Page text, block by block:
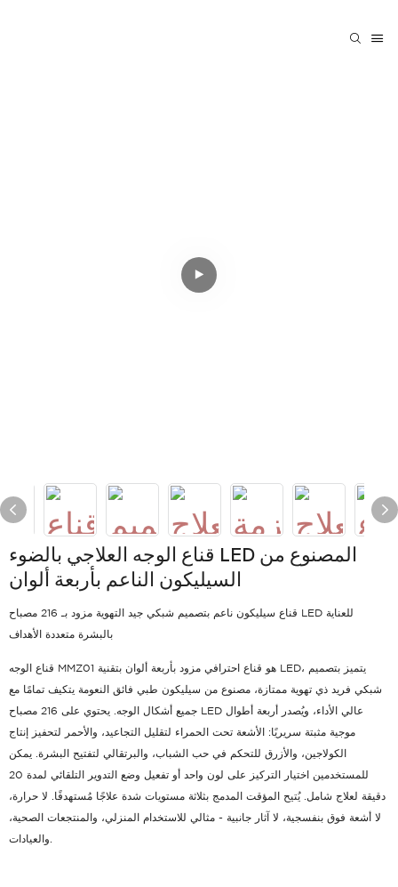
قناع الوجه العلاجي بالضوء LED المصنوع من
السيليكون الناعم بأربعة ألوان
قناع سيليكون ناعم بتصميم شبكي جيد التهوية مزود بـ 216 مصباح LED للعناية
بالبشرة متعددة الأهداف
قناع الوجه MMZ01 هو قناع احترافي مزود بأربعة ألوان بتقنية LED، يتميز بتصميم
شبكي فريد ذي تهوية ممتازة، مصنوع من سيليكون طبي فائق النعومة يتكيف تمامًا مع
جميع أشكال الوجه. يحتوي على 216 مصباح LED عالي الأداء، ويُصدر أربعة أطوال
موجية مثبتة سريريًا: الأشعة تحت الحمراء لتقليل التجاعيد، والأحمر لتحفيز إنتاج
الكولاجين، والأزرق للتحكم في حب الشباب، والبرتقالي لتفتيح البشرة. يمكن
للمستخدمين اختيار التركيز على لون واحد أو تفعيل وضع التدوير التلقائي لمدة 20
دقيقة لعلاج شامل. يُتيح المؤقت المدمج بثلاثة مستويات شدة علاجًا مُستهدفًا. لا حرارة،
لا أشعة فوق بنفسجية، لا آثار جانبية - مثالي للاستخدام المنزلي، والمنتجعات الصحية،